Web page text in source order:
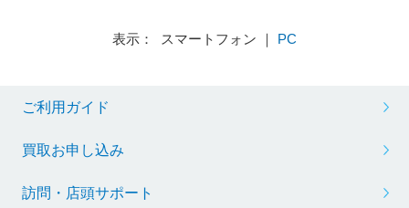
表示： スマートフォン ｜ PC
ご利用ガイド
買取お申し込み
訪問・店頭サポート